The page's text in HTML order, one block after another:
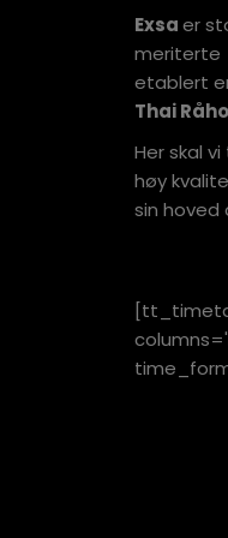
Exsaer
meriterte
etablert
Thai
Her skal
høy
sin hoved